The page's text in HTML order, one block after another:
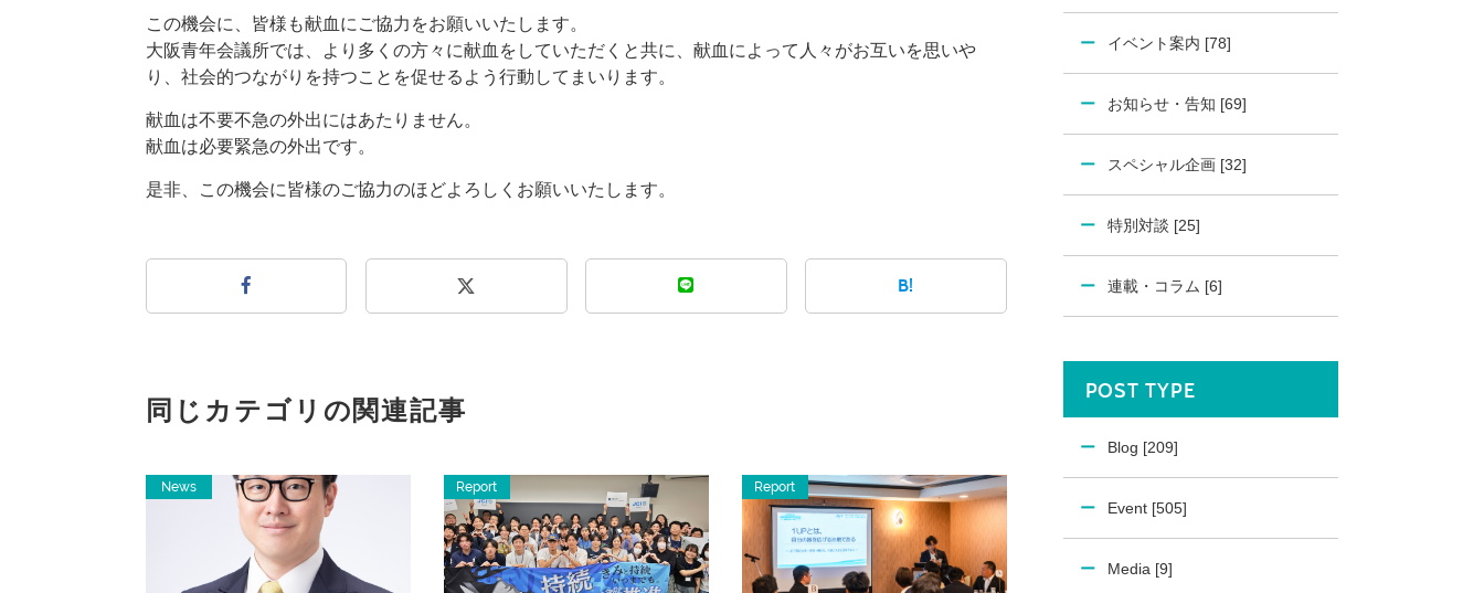
この機会に、皆様も献血にご協力をお願いいたします。
大阪青年会議所では、より多くの方々に献血をしていただくと共に、献血によって人々がお互いを思いや
り、社会的つながりを持つことを促せるよう行動してまいります。
献血は不要不急の外出にはあたりません。
献血は必要緊急の外出です。
是非、この機会に皆様のご協力のほどよろしくお願いいたします。
B!
同じカテゴリの関連記事
News Report Report
イベント案内 [78]
お知らせ・告知 [69]
スペシャル企画 [32]
特別対談 [25]
連載・コラム [6]
POST TYPE
Blog [209]
Event [505]
Media [9]